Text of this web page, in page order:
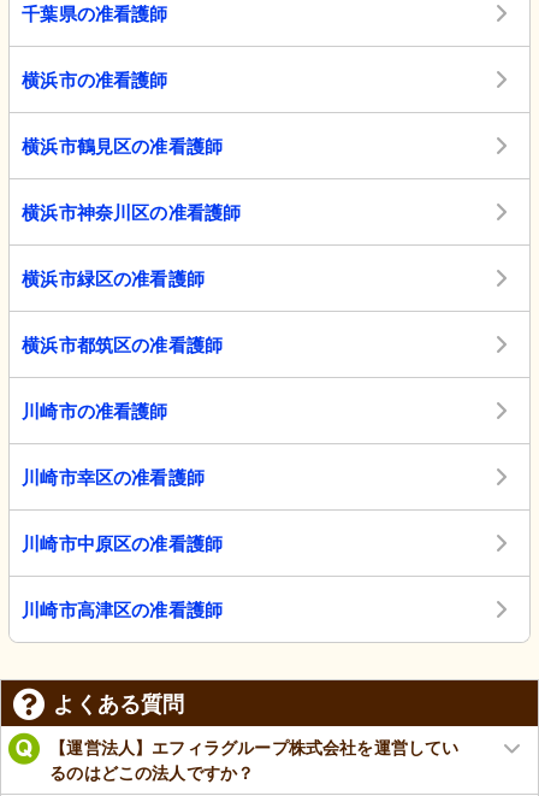
千葉県の准看護師
横浜市の准看護師
横浜市鶴見区の准看護師
横浜市神奈川区の准看護師
横浜市緑区の准看護師
横浜市都筑区の准看護師
川崎市の准看護師
川崎市幸区の准看護師
川崎市中原区の准看護師
川崎市高津区の准看護師
よくある質問
【運営法人】エフィラグループ株式会社を運営してい
るのはどこの法人ですか？